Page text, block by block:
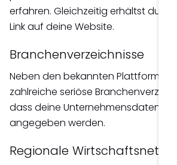
erfahren. Gleichzeitig erhältst du
Link auf deine Website.
Branchenverzeichnisse
Neben den bekannten Plattformen
zahlreiche seriöse
dass deine Unternehmensdaten
angegeben werden.
Regionale